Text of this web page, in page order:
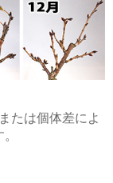
大事に育
が、苔と
たは個体差によ